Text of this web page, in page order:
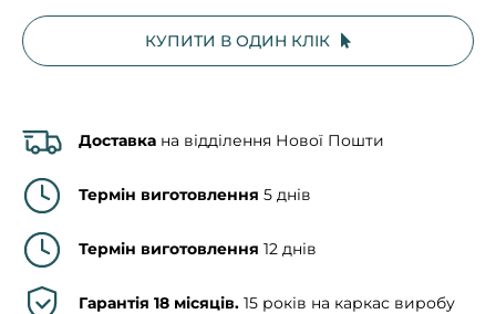
КУПИТИ В ОДИН КЛІК
Доставка на відділення Нової Пошти
Термін виготовлення 5 днів
Термін виготовлення 12 днів
Гарантія 18 місяців. 15 років на каркас виробу